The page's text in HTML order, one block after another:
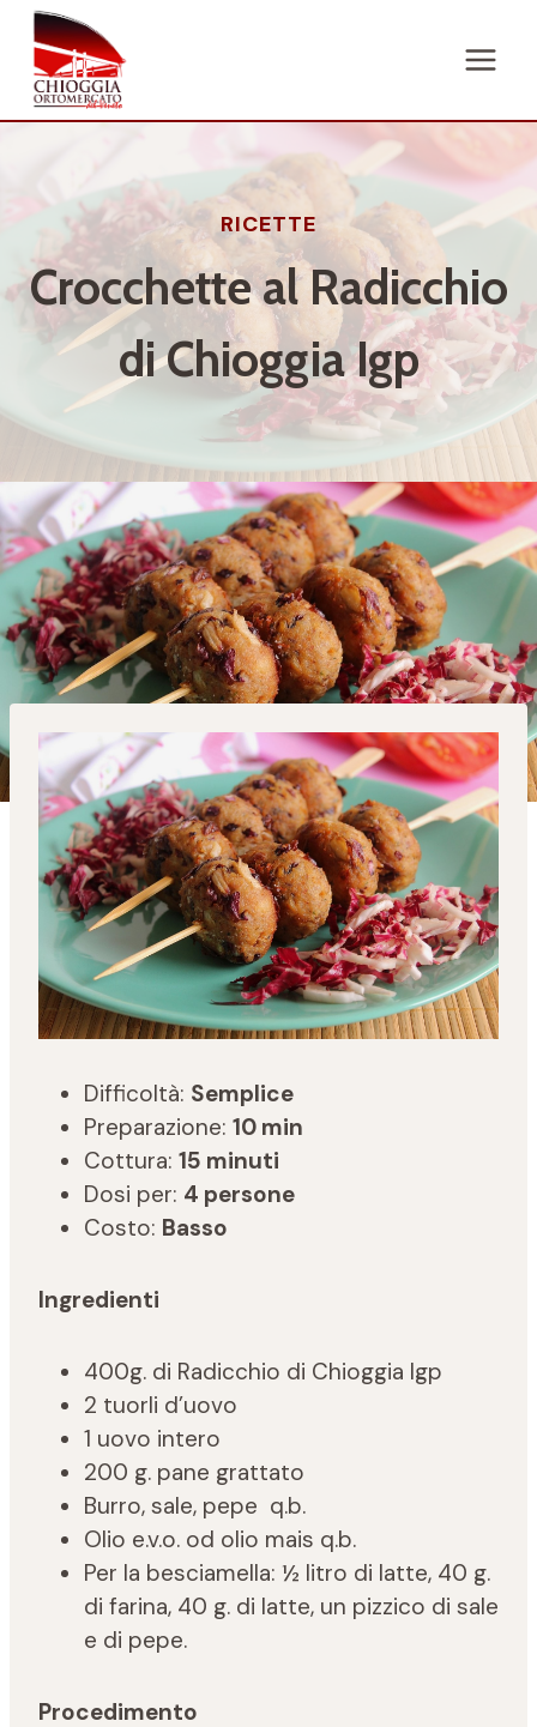
Salta
contenuto
RICETTE
Crocchette al Radicchio
di Chioggia Igp
Difficoltà: Semplice
Preparazione: 10 min
Cottura: 15 minuti
Dosi per: 4 persone
Costo: Basso
Ingredienti
400g. di Radicchio di Chioggia Igp
2 tuorli d’uovo
1 uovo intero
200 g. pane grattato
Burro, sale, pepe q.b.
Olio e.v.o. od olio mais q.b.
Per la besciamella: ½ litro di latte, 40 g.
di farina, 40 g. di latte, un pizzico di sale
e di pepe.
Procedimento